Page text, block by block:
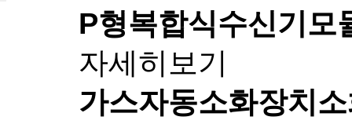
P형복합식수신기 모
자세히보기
가스자동소화장치